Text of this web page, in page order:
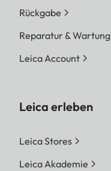
Rückgabe
Reparatur & Wartung
Leica Account
Leica erleben
Leica Stores
Leica Akademie